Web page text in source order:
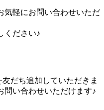
気軽にお問い合わせいただ
ください♪
だち追加していただきま
問い合わせいただけます♪